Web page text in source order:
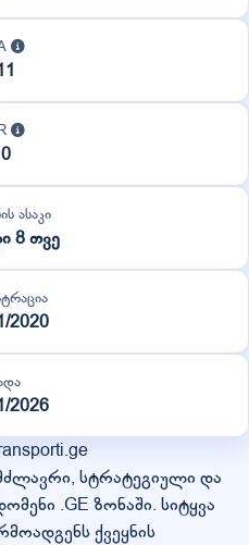
0
ასაკი
8 თვე
2020
2026
სტრატეგიული და
.GE ზონაში. სიტყვა
ქვეყნის